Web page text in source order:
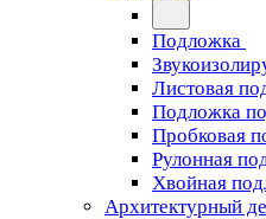
Подложка
Листовая
Подложка
Пробковая
Рулонная
Хвойная
Архитектурный